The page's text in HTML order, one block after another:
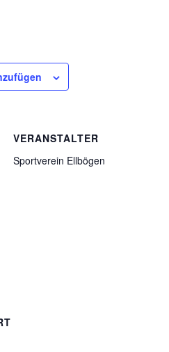
VERANSTALTER
Sportverein Ellbögen